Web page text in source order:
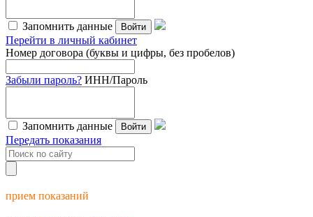
Запомнить данные Войти
Перейти в личный кабинет
Номер договора (буквы и цифры, без пробелов)
Забыли пароль? ИНН/Пароль
Запомнить данные Войти
Передать показания
прием показаний